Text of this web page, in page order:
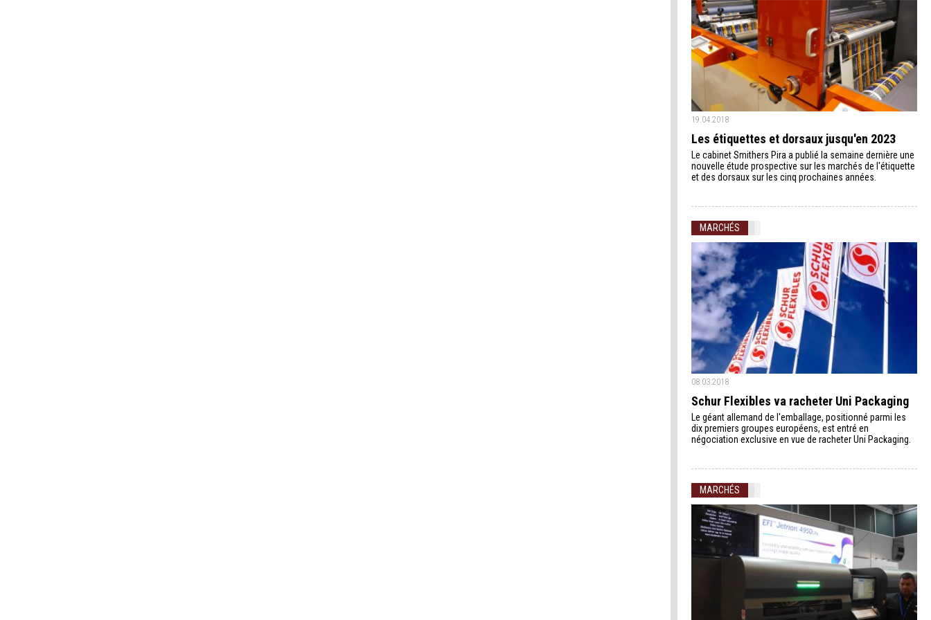
19.04.2018
Les étiquettes et dorsaux jusqu'en 2023
Le cabinet Smithers Pira a publié la semaine dernière une
nouvelle étude prospective sur les marchés de l'étiquette
et des dorsaux sur les cinq prochaines années.
MARCHÉS
08.03.2018
Schur Flexibles va racheter Uni Packaging
Le géant allemand de l'emballage, positionné parmi les
dix premiers groupes européens, est entré en
négociation exclusive en vue de racheter Uni Packaging.
MARCHÉS